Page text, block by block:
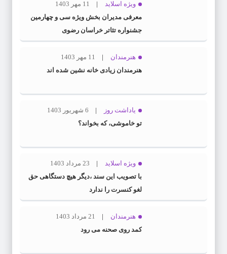
ویژه اسلاید
11 مهر 1403
معرفی مدیران بخش ویژه سی و چهارمین
جشنواره تئاتر خراسان رضوی
هنرمندان
11 مهر 1403
هنرمندان زیادی خانه نشین شده اند
یاداشت روز
6 شهریور 1403
تو خاموشی، که بخواند؟
ویژه اسلاید
23 مرداد 1403
با تصویب این سند ،دیگر هیچ دستگاهی حق
لغو کنسرت را ندارد
هنرمندان
21 مرداد 1403
کمد روی صحنه می رود